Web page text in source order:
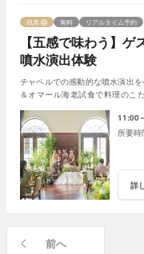
【五感で味わう】
噴水演出体験
残席 無料 リアルタイム予約
チャペルでの感動的な噴水演出
＆オマール海老試食で料理のこ
11:00
詳
前へ